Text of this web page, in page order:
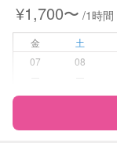
¥1,700〜 /1時間
金 土
07
08